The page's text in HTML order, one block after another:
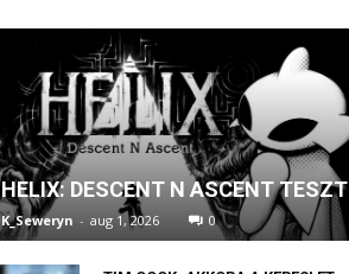
HELIX: DESCENT N ASCENT TESZT
K_Seweryn - aug 1, 2026 0